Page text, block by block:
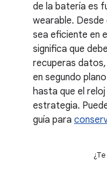
de la batería es
wearable. Desde
sea eficiente en
significa que
recuperas
en segundo
hasta que el
estrategia.
guía para